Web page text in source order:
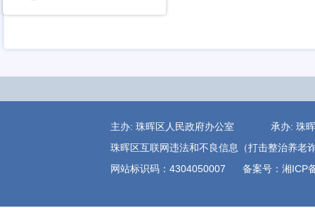
主办: 珠晖区人民政府办公室 承办:
珠晖区互联网违法和不良信息（打击整治养
网站标识码：4304050007
备案号：湘ICP